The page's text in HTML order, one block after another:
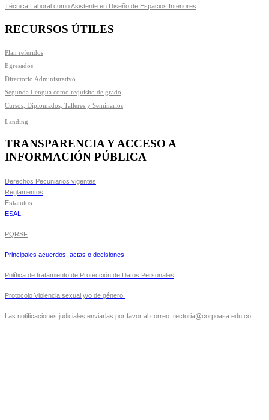
Técnica Laboral como Asistente en Diseño de Espacios Interiores
RECURSOS ÚTILES
Plan referidos
Egresados
Directorio Administrativo
Segunda Lengua como requisito de grado
Cursos, Diplomados, Talleres y Seminarios
Landing
TRANSPARENCIA Y ACCESO A
INFORMACIÓN PÚBLICA
Derechos Pecuniarios vigentes
Reglamentos
Estatutos
ESAL
PQRSF
Principales acuerdos, actas o decisiones
Política de tratamiento de Protección de Datos Personales
Protocolo Violencia sexual y/o de género
Las notificaciones judiciales enviarlas por favor al correo: rectoria@corpoasa.edu.co